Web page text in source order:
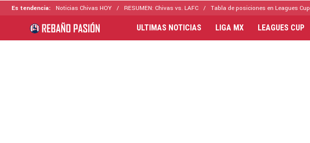
Es tendencia: Noticias Chivas HOY RESUMEN: Chivas vs. LAFC Tabla de posiciones en Leagues Cup
ULTIMAS NOTICIAS LIGA MX LEAGUES CUP